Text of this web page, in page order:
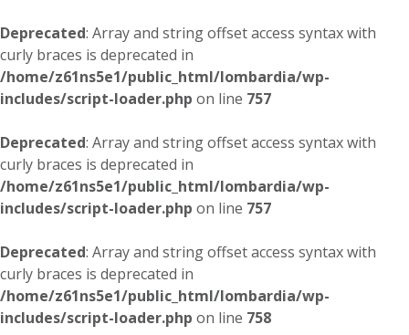
Deprecated: Array and string offset access syntax with
curly braces is deprecated in
/home/z61ns5e1/public_html/lombardia/wp-
includes/script-loader.php on line 757
Deprecated: Array and string offset access syntax with
curly braces is deprecated in
/home/z61ns5e1/public_html/lombardia/wp-
includes/script-loader.php on line 757
Deprecated: Array and string offset access syntax with
curly braces is deprecated in
/home/z61ns5e1/public_html/lombardia/wp-
includes/script-loader.php on line 758